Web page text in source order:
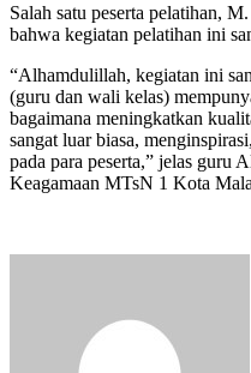
Salah satu peserta pelatihan,
bahwa kegiatan pelatihan ini
“Alhamdulillah, kegiatan ini
(guru dan wali kelas)
bagaimana meningkatkan
sangat luar biasa,
pada para peserta,” jelas guru
Keagamaan MTsN 1 Kota